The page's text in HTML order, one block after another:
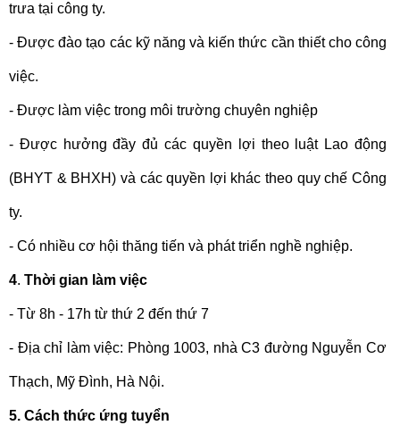
trưa tại công ty.
- Được đào tạo các kỹ năng và kiến thức cần thiết cho công
việc.
- Được làm việc trong môi trường chuyên nghiệp
- Được hưởng đầy đủ các quyền lợi theo luật Lao động
(BHYT & BHXH) và các quyền lợi khác theo quy chế Công
ty.
- Có nhiều cơ hội thăng tiến và phát triển nghề nghiệp.
4. Thời gian làm việc
- Từ 8h - 17h từ thứ 2 đến thứ 7
- Địa chỉ làm việc: Phòng 1003, nhà C3 đường Nguyễn Cơ
Thạch, Mỹ Đình, Hà Nội.
5. Cách thức ứng tuyển